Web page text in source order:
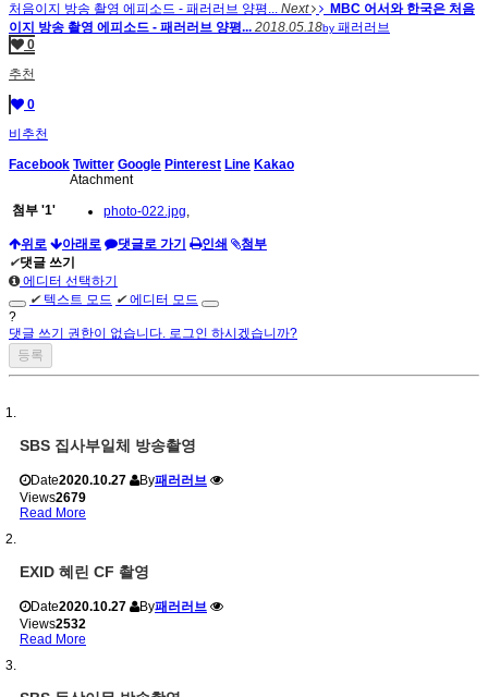
처음이지 방송 촬영 에피소드 - 패러러브 양평... Next
MBC 어서와 한국은 처음
이지 방송 촬영 에피소드 - 패러러브 양평... 2018.05.18by 패러러브
0
추천
0
비추천
Facebook Twitter Google Pinterest Line Kakao
Atachment
첨부 '1' photo-022.jpg
위로 아래로 댓글로 가기 인쇄
첨부
✔댓글 쓰기
에디터 선택하기
✔ 텍스트 모드 ✔에디터 모드
?
댓글 쓰기 권한이 없습니다. 로그인 하시겠습니까?
SBS 집사부일체 방송촬영
Date2020.10.27 By패러러브
Views2679
Read More
EXID 혜린 CF 촬영
Date2020.10.27 By패러러브
Views2532
Read More